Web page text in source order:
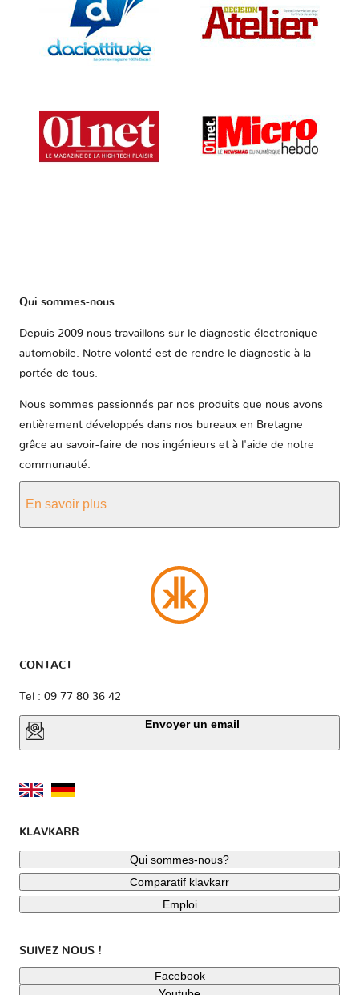
Qui sommes-nous
Depuis 2009 nous travaillons sur le diagnostic électronique
automobile. Notre volonté est de rendre le diagnostic à la
portée de tous.
Nous sommes passionnés par nos produits que nous avons
entièrement développés dans nos bureaux en Bretagne
grâce au savoir-faire de nos ingénieurs et à l'aide de notre
communauté.
En savoir plus
CONTACT
Tel : 09 77 80 36 42
Envoyer un email
KLAVKARR
Qui sommes-nous?
Comparatif klavkarr
Emploi
SUIVEZ NOUS !
Facebook